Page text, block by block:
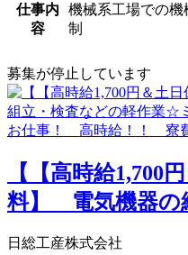
仕事内
容
機械系工場での
制
募集が停止しています
【【高時給1,700
料】 電気機器の
日総工産株式会社